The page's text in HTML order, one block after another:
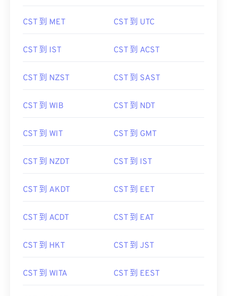
CST 到 MET CST 到 UTC
CST 到 IST CST 到 ACST
CST 到 NZST CST 到 SAST
CST 到 WIB CST 到 NDT
CST 到 WIT CST 到 GMT
CST 到 NZDT CST 到 IST
CST 到 AKDT CST 到 EET
CST 到 ACDT CST 到 EAT
CST 到 HKT CST 到 JST
CST 到 WITA CST 到 EEST